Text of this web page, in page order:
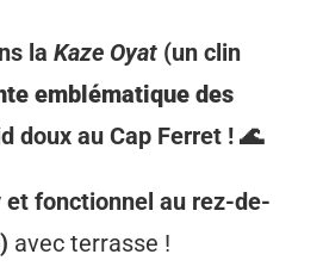
la Kaze Oyat (un clin
emblématique des
doux au Cap Ferret ! 🌊
et fonctionnel au rez-de-
avec terrasse !